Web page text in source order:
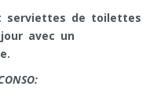
serviettes de toilettes
avec un